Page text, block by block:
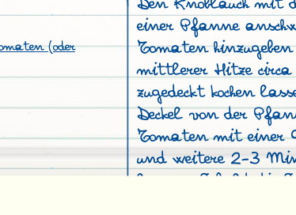
(oder
Den Knoblauch mit
einer Pfanne
Tomaten
mittlerer Hitze
zugedeckt kochen
Deckel von der
Tomaten mit einer
und weitere 2-3
lassen. Sobald die
durch eine